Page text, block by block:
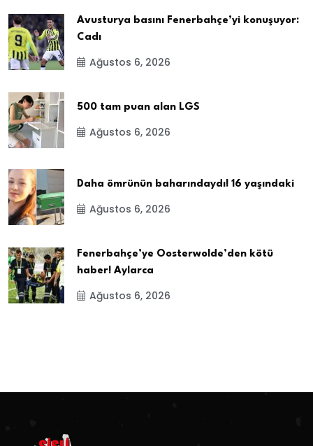
Avusturya basını Fenerbahçe’yi konuşuyor:
Cadı
Ağustos 6, 2026
500 tam puan alan LGS
Ağustos 6, 2026
Daha ömrünün baharındaydı! 16 yaşındaki
Ağustos 6, 2026
Fenerbahçe’ye Oosterwolde’den kötü
haber! Aylarca
Ağustos 6, 2026